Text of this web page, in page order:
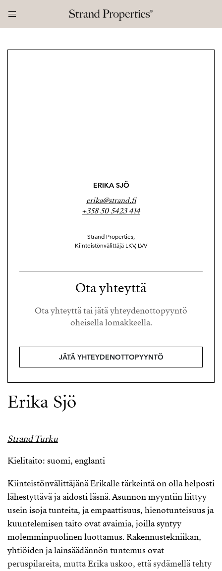
ERIKA SJÖ
erika@strand.fi
+358 50 5423 414
Strand Properties,
Kiinteistönvälittäjä LKV, LVV
Ota yhteyttä
Ota yhteyttä tai jätä yhteydenottopyyntö
oheisella lomakkeella.
JÄTÄ YHTEYDENOTTOPYYNTÖ
Erika Sjö
Strand Turku
Kielitaito: suomi, englanti
Kiinteistönvälittäjänä Erikalle tärkeintä on olla helposti
lähestyttävä ja aidosti läsnä. Asunnon myyntiin liittyy
usein isoja tunteita, ja empaattisuus, hienotunteisuus ja
kuuntelemisen taito ovat avaimia, joilla syntyy
molemminpuolinen luottamus. Rakennustekniikan,
yhtiöiden ja lainsäädännön tuntemus ovat
peruspilareita, mutta Erika uskoo, että sydämellä tehty